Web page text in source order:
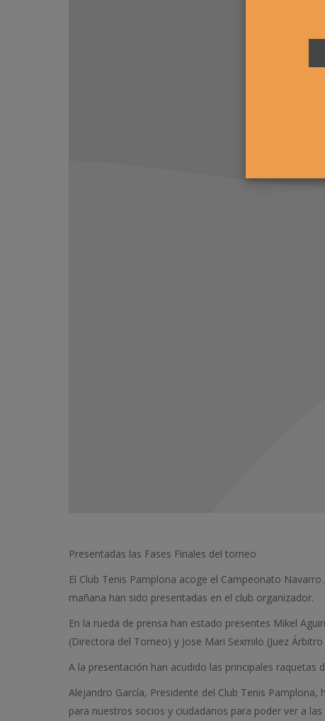
Presentadas las Fases Finales del torneo
El Club Tenis Pamplona acoge el Campeonato
mañana han sido presentadas en el club organizador.
En la rueda de prensa han estado presentes Mikel
(Directora del Torneo) y Jose Mari Sexmilo (Juez
A la presentación han acudido las principales
Alejandro García, Presidente del Club Tenis
para nuestros socios y ciudadanos para poder ver a